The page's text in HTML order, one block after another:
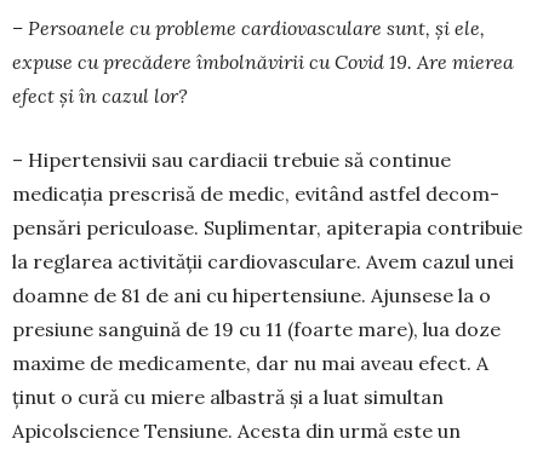
– Persoanele cu probleme cardiovasculare sunt, și ele,
expuse cu precădere îmbolnăvirii cu Covid 19. Are mierea
efect și în cazul lor?
– Hipertensivii sau cardiacii trebuie să continue
medicația prescrisă de medic, evitând astfel de­com­
pensări periculoase. Suplimentar, apiterapia contribuie
la reglarea activității cardiovasculare. Avem cazul unei
doamne de 81 de ani cu hiperten­siune. Ajunsese la o
presiune sanguină de 19 cu 11 (foarte mare), lua doze
maxime de medicamente, dar nu mai aveau efect. A
ținut o cură cu miere albastră și a luat simultan
Apicolscience Tensiune. Acesta din urmă este un